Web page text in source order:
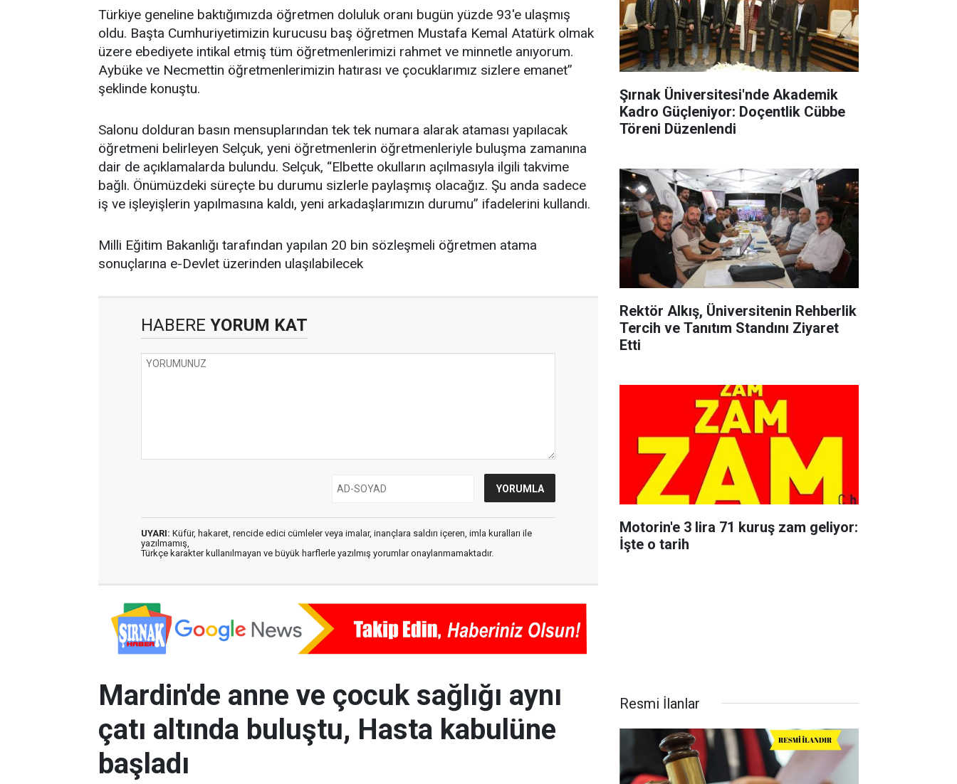
Türkiye geneline baktığımızda öğretmen doluluk oranı bugün yüzde 93'e ulaşmış
oldu. Başta Cumhuriyetimizin kurucusu baş öğretmen Mustafa Kemal Atatürk olmak
üzere ebediyete intikal etmiş tüm öğretmenlerimizi rahmet ve minnetle anıyorum.
Aybüke ve Necmettin öğretmenlerimizin hatırası ve çocuklarımız sizlere emanet”
şeklinde konuştu.
Salonu dolduran basın mensuplarından tek tek numara alarak ataması yapılacak
öğretmeni belirleyen Selçuk, yeni öğretmenlerin öğretmenleriyle buluşma zamanına
dair de açıklamalarda bulundu. Selçuk, “Elbette okulların açılmasıyla ilgili takvime
bağlı. Önümüzdeki süreçte bu durumu sizlerle paylaşmış olacağız. Şu anda sadece
iş ve işleyişlerin yapılmasına kaldı, yeni arkadaşlarımızın durumu” ifadelerini kullandı.
Milli Eğitim Bakanlığı tarafından yapılan 20 bin sözleşmeli öğretmen atama
sonuçlarına e-Devlet üzerinden ulaşılabilecek
HABERE YORUM KAT
UYARI: Küfür, hakaret, rencide edici cümleler veya imalar, inançlara saldırı içeren, imla kuralları ile
yazılmamış,
Türkçe karakter kullanılmayan ve büyük harflerle yazılmış yorumlar onaylanmamaktadır.
Şırnak Üniversitesi'nde Akademik
Kadro Güçleniyor: Doçentlik Cübbe
Töreni Düzenlendi
Rektör Alkış, Üniversitenin Rehberlik
Tercih ve Tanıtım Standını Ziyaret
Etti
Motorin'e 3 lira 71 kuruş zam geliyor:
İşte o tarih
Mardin'de anne ve çocuk sağlığı aynı
çatı altında buluştu, Hasta kabulüne
başladı
Resmi İlanlar